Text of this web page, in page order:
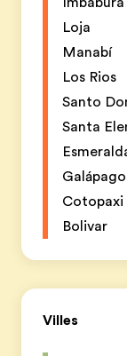
Loja
Manabí
Los Rios
Santo
Santa
Cotopaxi
Bolivar
Villes